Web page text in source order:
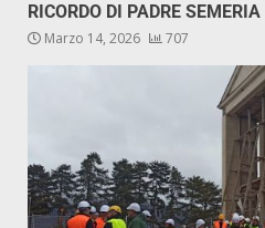
RICORDO DI PADRE SEMERIA
Marzo 14, 2026 707